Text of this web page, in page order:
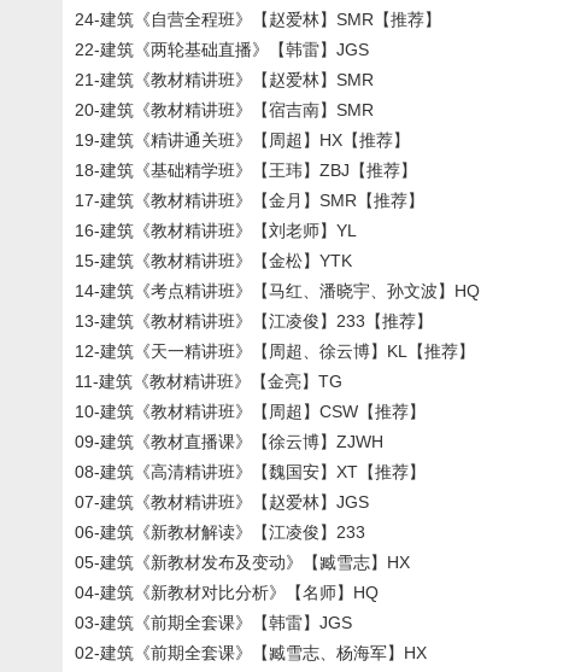
24-建筑《自营全程班》【赵爱林】SMR【推荐】
22-建筑《两轮基础直播》【韩雷】JGS
21-建筑《教材精讲班》【赵爱林】SMR
20-建筑《教材精讲班》【宿吉南】SMR
19-建筑《精讲通关班》【周超】HX【推荐】
18-建筑《基础精学班》【王玮】ZBJ【推荐】
17-建筑《教材精讲班》【金月】SMR【推荐】
16-建筑《教材精讲班》【刘老师】YL
15-建筑《教材精讲班》【金松】YTK
14-建筑《考点精讲班》【马红、潘晓宇、孙文波】HQ
13-建筑《教材精讲班》【江凌俊】233【推荐】
12-建筑《天一精讲班》【周超、徐云博】KL【推荐】
11-建筑《教材精讲班》【金亮】TG
10-建筑《教材精讲班》【周超】CSW【推荐】
09-建筑《教材直播课》【徐云博】ZJWH
08-建筑《高清精讲班》【魏国安】XT【推荐】
07-建筑《教材精讲班》【赵爱林】JGS
06-建筑《新教材解读》【江凌俊】233
05-建筑《新教材发布及变动》【臧雪志】HX
04-建筑《新教材对比分析》【名师】HQ
03-建筑《前期全套课》【韩雷】JGS
02-建筑《前期全套课》【臧雪志、杨海军】HX